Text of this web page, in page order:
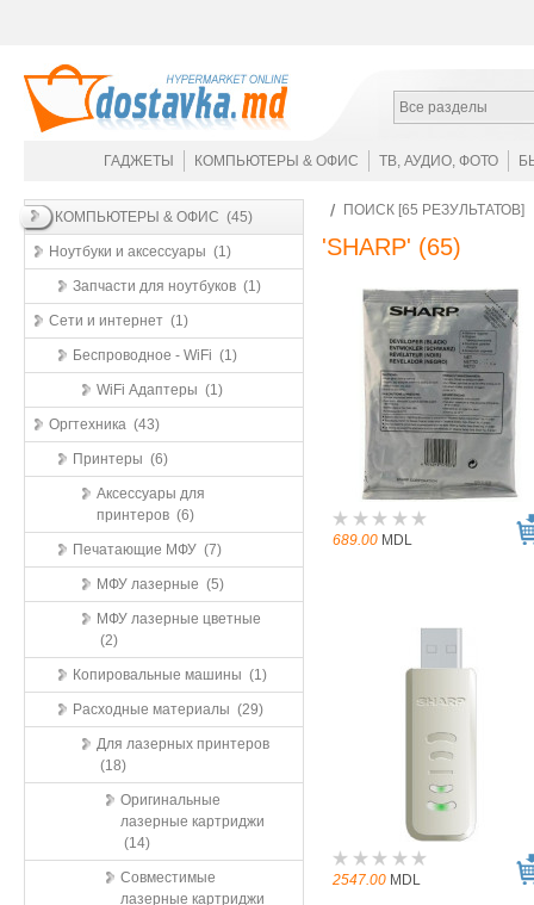
Все разделы
ГАДЖЕТЫ КОМПЬЮТЕРЫ & ОФИС ТВ, АУДИО, ФОТО
КОМПЬЮТЕРЫ & ОФИС (45)
Ноутбуки и аксессуары (1)
Запчасти для ноутбуков (1)
Сети и интернет (1)
Беспроводное - WiFi (1)
WiFi Адаптеры (1)
Оргтехника (43)
Принтеры (6)
Аксессуары для
принтеров (6)
Печатающие МФУ (7)
МФУ лазерные (5)
МФУ лазерные цветные
(2)
Копировальные машины (1)
Расходные материалы (29)
Для лазерных принтеров
(18)
Оригинальные
лазерные картриджи
(14)
Совместимые
лазерные картриджи
ПОИСК [65 РЕЗУЛЬТАТОВ]
'SHARP' (65)
689.00 MDL
2547.00 MDL